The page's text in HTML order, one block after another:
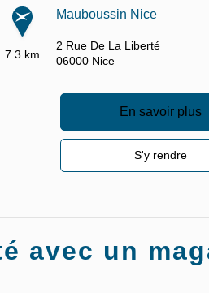
7.3 km
Mauboussin Nice
2 Rue De La Liberté
06000 Nice
En savoir plus
S'y rendre
avec un